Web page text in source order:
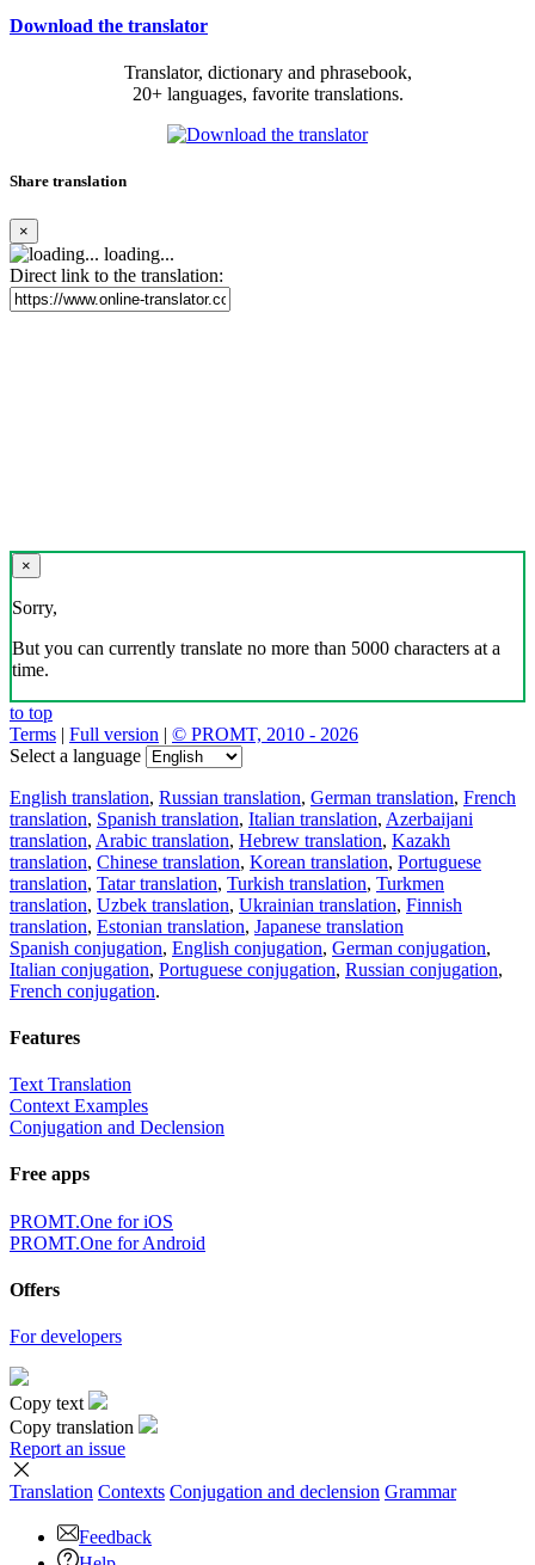
Download the translator
Translator, dictionary and phrasebook,
20+ languages, favorite translations.
Share translation
×
loading...
Direct link to the translation:
×
Sorry,
But you can currently translate no more than 5000 characters at a
time.
to top
Terms | Full version | © PROMT, 2010 - 2026
Select a language
English translation, Russian translation, German translation, French
translation, Spanish translation, Italian translation, Azerbaijani
translation, Arabic translation, Hebrew translation, Kazakh
translation, Chinese translation, Korean translation, Portuguese
translation, Tatar translation, Turkish translation, Turkmen
translation, Uzbek translation, Ukrainian translation, Finnish
translation, Estonian translation, Japanese translation
Spanish conjugation, English conjugation, German conjugation,
Italian conjugation, Portuguese conjugation, Russian conjugation,
French conjugation.
Features
Text Translation
Context Examples
Conjugation and Declension
Free apps
PROMT.One for iOS
PROMT.One for Android
Offers
For developers
Copy text
Copy translation
Report an issue
Translation Contexts Conjugation and declension Grammar
Feedback